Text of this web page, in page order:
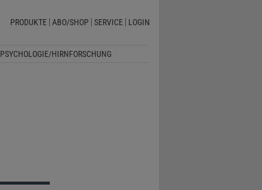
PRODUKTE ABO/SHOP SERVICE LOGIN
PSYCHOLOGIE/HIRNFORSCHUNG